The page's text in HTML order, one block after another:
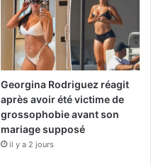
Georgina Rodriguez réagit
après avoir été victime de
grossophobie avant son
mariage supposé
il y a 2 jours